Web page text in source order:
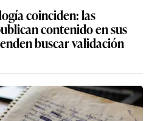
coinciden: las
contenido en sus
buscar validación